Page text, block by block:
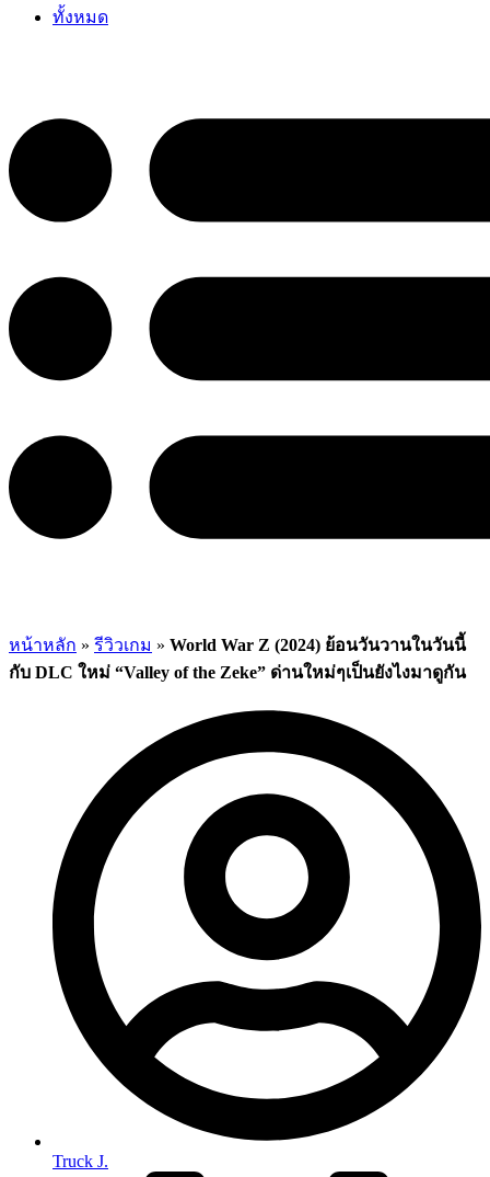
ทั้งหมด
หน้าหลัก » รีวิวเกม » World War Z (2024) ย้อนวันวานในวันนี้
กับ DLC ใหม่ “Valley of the Zeke” ด่านใหม่ๆเป็นยังไงมาดูกัน
Truck J.